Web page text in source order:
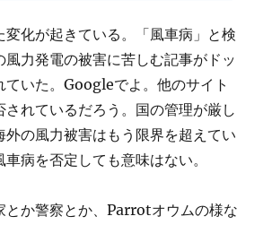
変化が起きている。「風車病」と検
風力発電の被害に苦しむ記事がドッ
ていた。Googleでよ。他のサイト
されているだろう。国の管理が厳し
外の風力被害はもう限界を超えてい
病を否定しても意味はない。
とか警察とか、Parrotオウムの様な